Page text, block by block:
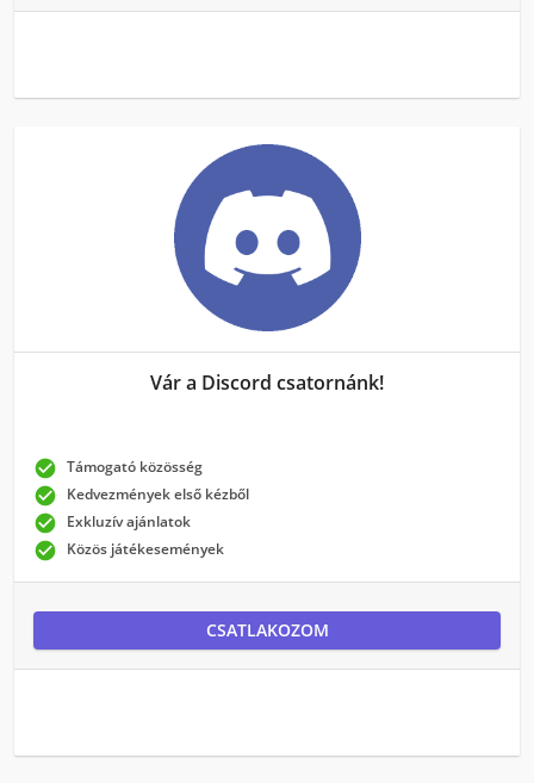
Vár a Discord csatornánk!
 Támogató közösség
 Kedvezmények első kézből
 Exkluzív ajánlatok
 Közös játékesemények
CSATLAKOZOM